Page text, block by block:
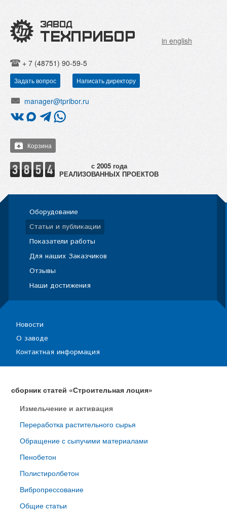
in english
+ 7 (48751) 90-59-5
Задать вопрос Написать директору
manager@tpribor.ru
Корзина
РЕАЛИЗОВАННЫХ ПРОЕКТОВ
Оборудование
Статьи и публикации
Показатели работы
Для наших Заказчиков
Отзывы
Наши достижения
Новости
О заводе
Контактная информация
сборник статей «Строительная лоция»
Измельчение и активация
Переработка растительного сырья
Обращение с сыпучими материалами
Пенобетон
Полистиролбетон
Вибропрессование
Общие статьи